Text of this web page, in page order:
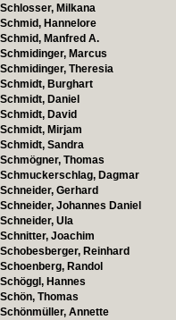
Schlosser, Milkana
Schmid, Hannelore
Schmid, Manfred A.
Schmidinger, Marcus
Schmidinger, Theresia
Schmidt, Burghart
Schmidt, Daniel
Schmidt, David
Schmidt, Mirjam
Schmidt, Sandra
Schmögner, Thomas
Schmuckerschlag, Dagmar
Schneider, Gerhard
Schneider, Johannes Daniel
Schneider, Ula
Schnitter, Joachim
Schobesberger, Reinhard
Schoenberg, Randol
Schöggl, Hannes
Schön, Thomas
Schönmüller, Annette